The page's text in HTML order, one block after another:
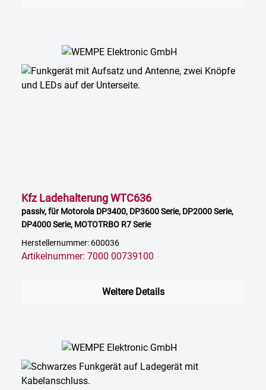
Kfz Ladehalterung WTC636
passiv, für Motorola DP3400, DP3600 Serie, DP2000 Serie,
DP4000 Serie, MOTOTRBO R7 Serie
Herstellernummer: 600036
Artikelnummer: 7000 00739100
Weitere Details